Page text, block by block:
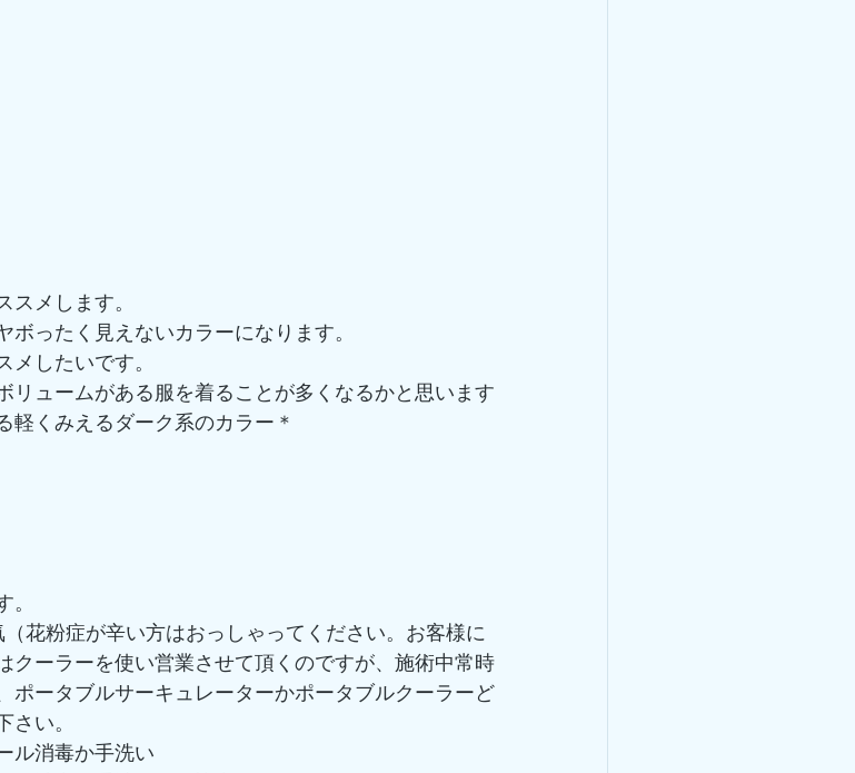
スメします。
ったく見えないカラーになります。
したいです。
リュームがある服を着ることが多くなるかと思います
軽くみえるダーク系のカラー＊
。
花粉症が辛い方はおっしゃってください。お客様に
クーラーを使い営業させて頂くのですが、施術中常時
ポータブルサーキュレーターかポータブルクーラーど
さい。
ル消毒か手洗い